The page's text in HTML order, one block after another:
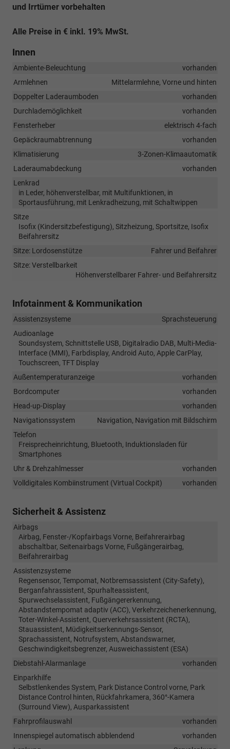
und Irrtümer vorbehalten
Alle Preise in € inkl. 19% MwSt.
Innen
Ambiente-Beleuchtung
vorhanden
Armlehnen
Mittelarmlehne, Vorne und hinten
Doppelter Laderaumboden
vorhanden
Durchlademöglichkeit
vorhanden
Fensterheber
elektrisch 4-fach
Gepäckraumabtrennung
vorhanden
Klimatisierung
3-Zonen-Klimaautomatik
Laderaumabdeckung
vorhanden
Lenkrad
in Leder, höhenverstellbar, mit Multifunktionen, in
Sportausführung, mit Lenkradheizung, mit Schaltwippen
Sitze
Isofix (Kindersitzbefestigung), Sitzheizung, Sportsitze, Isofix
Beifahrersitz
Sitze: Lordosenstütze
Fahrer und Beifahrer
Sitze: Verstellbarkeit
Höhenverstellbarer Fahrer- und Beifahrersitz
Infotainment & Kommunikation
Assistenzsysteme
Sprachsteuerung
Audioanlage
Soundsystem, Schnittstelle USB, Digitalradio DAB, Multi-Media-
Interface (MMI), Farbdisplay, Android Auto, Apple CarPlay,
Touchscreen, TFT Display
Außentemperaturanzeige
vorhanden
Bordcomputer
vorhanden
Head-up-Display
vorhanden
Navigationssystem
Navigation, Navigation mit Bildschirm
Telefon
Freisprecheinrichtung, Bluetooth, Induktionsladen für
Smartphones
Uhr & Drehzahlmesser
vorhanden
Volldigitales Kombiinstrument (Virtual Cockpit)
vorhanden
Sicherheit & Assistenz
Airbags
Airbag, Fenster-/Kopfairbags Vorne, Beifahrerairbag
abschaltbar, Seitenairbags Vorne, Fußgängerairbag,
Beifahrerairbag
Assistenzsysteme
Regensensor, Tempomat, Notbremsassistent (City-Safety),
Berganfahrassistent, Spurhalteassistent,
Spurwechselassistent, Fußgängererkennung,
Abstandstempomat adaptiv (ACC), Verkehrzeichenerkennung,
Toter-Winkel-Assistent, Querverkehrsassistent (RCTA),
Stauassistent, Müdigkeitserkennungs-Sensor,
Sprachassistent, Notrufsystem, Abstandswarner,
Geschwindigkeitsbegrenzer, Ausweichassistent (ESA)
Diebstahl-Alarmanlage
vorhanden
Einparkhilfe
Selbstlenkendes System, Park Distance Control vorne, Park
Distance Control hinten, Rückfahrkamera, 360°-Kamera
(Surround View), Ausparkassistent
Fahrprofilauswahl
vorhanden
Innenspiegel automatisch abblendend
vorhanden